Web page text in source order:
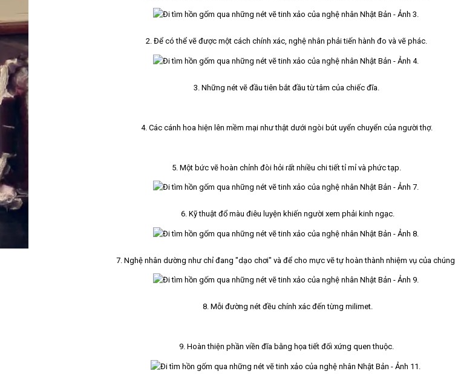
2. Để có thể vẽ được một cách chính xác, nghệ nhân phải tiến hành đo và vẽ phác.
3. Những nét vẽ đầu tiên bắt đầu từ tâm của chiếc đĩa.
4. Các cánh hoa hiện lên mềm mại như thật dưới ngòi bút uyển chuyển của người thợ.
5. Một bức vẽ hoàn chỉnh đòi hỏi rất nhiều chi tiết tỉ mỉ và phức tạp.
6. Kỹ thuật đổ màu điêu luyện khiến người xem phải kinh ngạc.
7. Nghệ nhân dường như chỉ đang "dạo chơi" và để cho mực vẽ tự hoàn thành nhiệm vụ của chúng.
8. Mỗi đường nét đều chính xác đến từng milimet.
9. Hoàn thiện phần viền đĩa bằng họa tiết đối xứng quen thuộc.